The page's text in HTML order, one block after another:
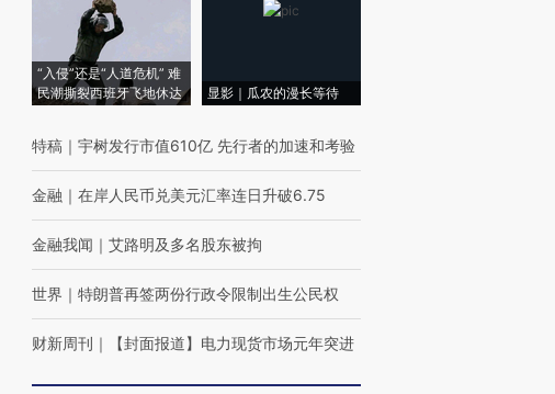
“入侵”还是“人道危机” 难
民潮撕裂西班牙飞地休达
显影｜瓜农的漫长等待
特稿 ｜ 宇树发行市值610亿 先行者的加速和考验
金融 ｜ 在岸人民币兑美元汇率连日升破6.75
金融我闻 ｜ 艾路明及多名股东被拘
世界 ｜ 特朗普再签两份行政令限制出生公民权
财新周刊 ｜ 【封面报道】电力现货市场元年突进